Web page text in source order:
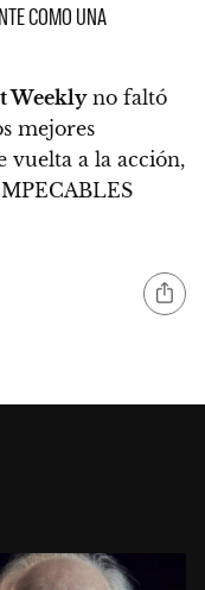
COMO UNA
Weeklyno faltó
mejores
vuelta a la acción,